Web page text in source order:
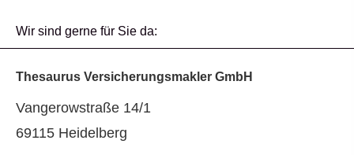
Wir sind gerne für Sie da:
Thesaurus Ver­sicherungs­makler GmbH
Vangerowstraße 14/1
69115 Heidelberg